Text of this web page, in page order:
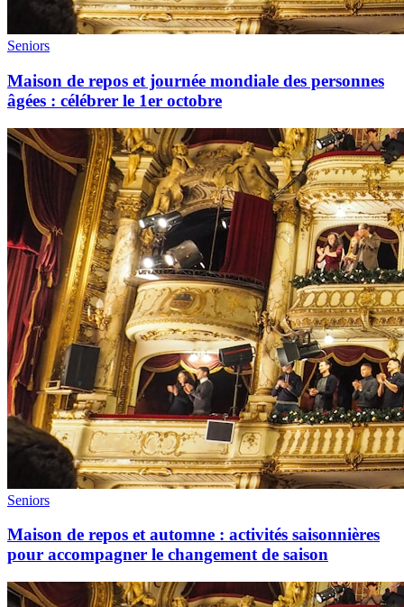
Seniors
Maison de repos et journée mondiale des personnes
âgées : célébrer le 1er octobre
Seniors
Maison de repos et automne : activités saisonnières
pour accompagner le changement de saison